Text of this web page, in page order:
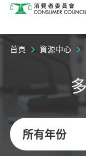
消費者委員會
首頁 資源中心
所有年份